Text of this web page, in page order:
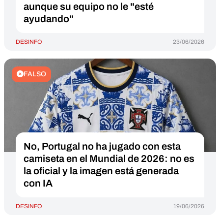
aunque su equipo no le "esté
ayudando"
DESINFO 23/06/2026
FALSO
No, Portugal no ha jugado con esta
camiseta en el Mundial de 2026: no es
la oficial y la imagen está generada
con IA
DESINFO 19/06/2026